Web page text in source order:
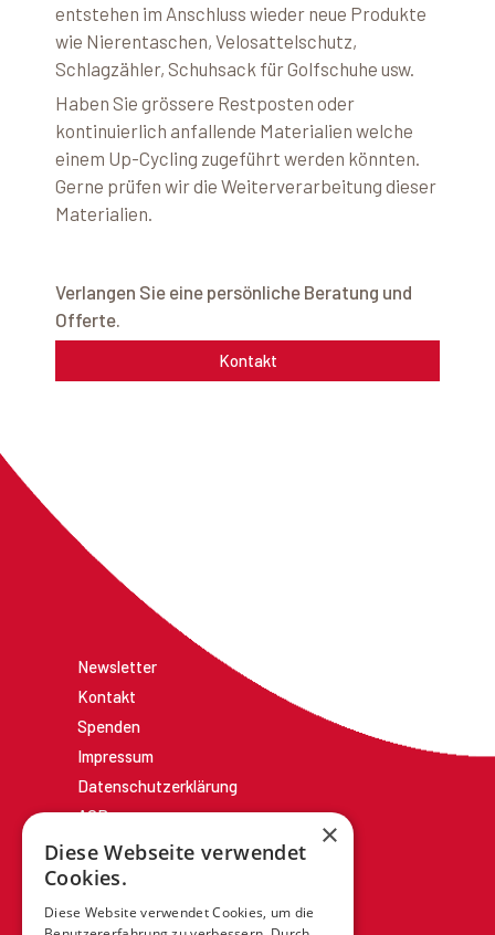
entstehen im Anschluss wieder neue Produkte
wie Nierentaschen, Velosattelschutz,
Schlagzähler, Schuhsack für Golfschuhe usw.
Haben Sie grössere Restposten oder
kontinuierlich anfallende Materialien welche
einem Up-Cycling zugeführt werden könnten.
Gerne prüfen wir die Weiterverarbeitung dieser
Materialien.
Verlangen Sie eine persönliche Beratung und
Offerte.
Kontakt
Newsletter
Kontakt
Spenden
Impressum
Datenschutzerklärung
AGBs
×
Diese Webseite verwendet
Cookies.
Diese Website verwendet Cookies, um die